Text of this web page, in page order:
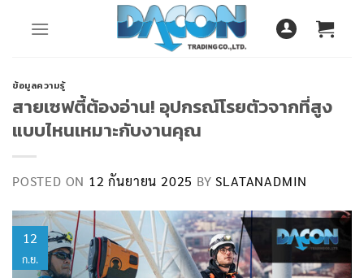
ข้อมูลความรู้
สายเซฟตี้ต้องอ่าน! อุปกรณ์โรยตัวจากที่สูง
แบบไหนเหมาะกับงานคุณ
POSTED ON 12 กันยายน 2025 BYSLATANADMIN
12
ก.ย.